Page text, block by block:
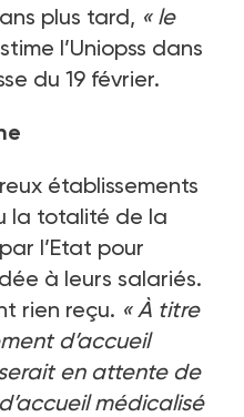
plus tard, « le
l’Uniopss dans
du 19 février.
établissements
la totalité de la
l’Etat pour
à leurs salariés.
rien reçu. « À titre
d’accueil
en attente de
médicalisé